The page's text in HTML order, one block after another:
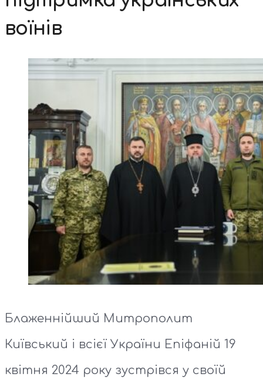
воїнів
Блаженнійший Митрополит
Київський і всієї України Епіфаній 19
квітня 2024 року зустрівся у своїй